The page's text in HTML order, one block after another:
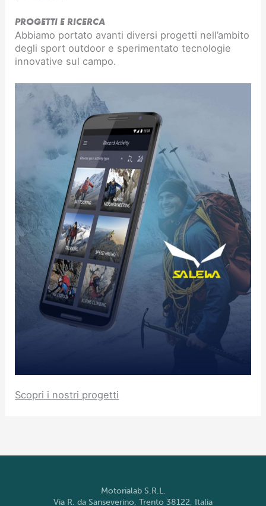
PROGETTI E RICERCA
Abbiamo portato avanti diversi progetti nell’ambito
degli sport outdoor e sperimentato tecnologie
innovative sul campo.
Scopri i nostri progetti
Motorialab S.R.L.
Via R. da Sanseverino, Trento 38122, Italia